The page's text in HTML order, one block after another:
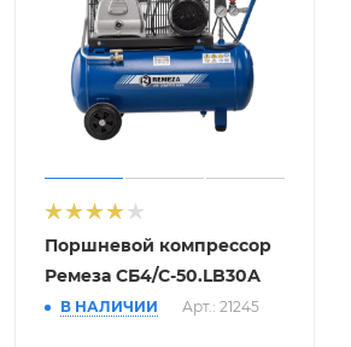
Поршневой компрессор
Ремеза СБ4/C-50.LB30А
В НАЛИЧИИ Арт.: 21245